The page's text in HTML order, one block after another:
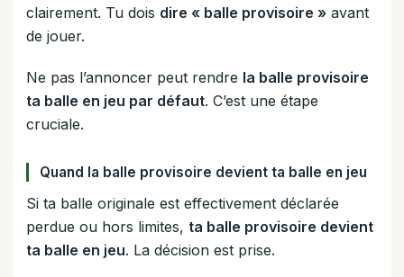
clairement. Tu dois dire « balle provisoire »avant
de jouer.
Ne pas l’annoncer peut rendre la balle provisoire
ta balle en jeu par défaut. C’est une étape
cruciale.
Quand la balle provisoire devient ta balle en jeu
Si ta balle originale est effectivement déclarée
perdue ou hors limites, ta balle provisoire devient
ta balle en jeu. La décision est prise.